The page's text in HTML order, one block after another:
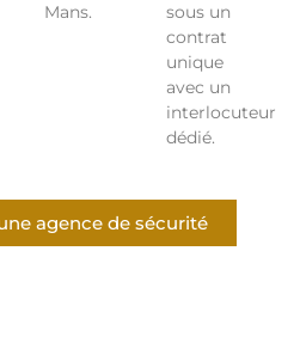
Mans.
sous un
contrat
unique
avec un
interlocuteur
dédié.
agence de sécurité